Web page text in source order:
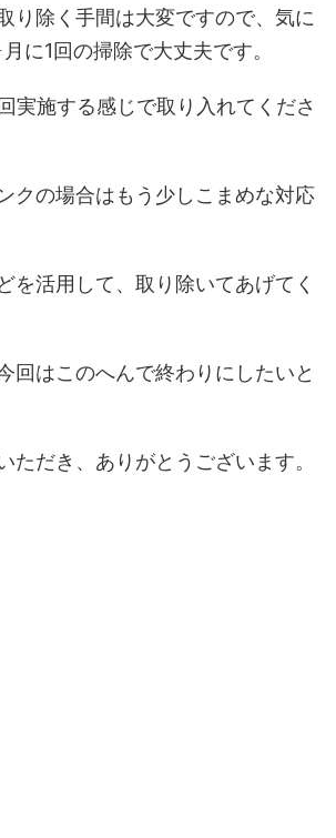
り除く手間は大変ですので、気に
に1回の掃除で大丈夫です。
実施する感じで取り入れてくださ
クの場合はもう少しこまめな対応
を活用して、取り除いてあげてく
回はこのへんで終わりにしたいと
ただき、ありがとうございます。